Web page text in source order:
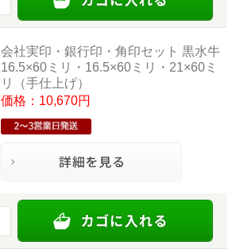
会社実印・銀行印・角印セット 黒水牛
16.5×60ミリ・16.5×60ミリ・21×60ミ
リ（手仕上げ）
価格：10,670円